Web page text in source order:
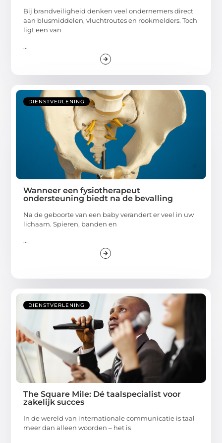
Bij brandveiligheid denken veel ondernemers direct
aan blusmiddelen, vluchtroutes en rookmelders. Toch
ligt een van
...
DIENSTVERLENING
Wanneer een fysiotherapeut
ondersteuning biedt na de bevalling
Na de geboorte van een baby verandert er veel in uw
lichaam. Spieren, banden en
...
DIENSTVERLENING
The Square Mile: Dé taalspecialist voor
zakelijk succes
In de wereld van internationale communicatie is taal
meer dan alleen woorden – het is